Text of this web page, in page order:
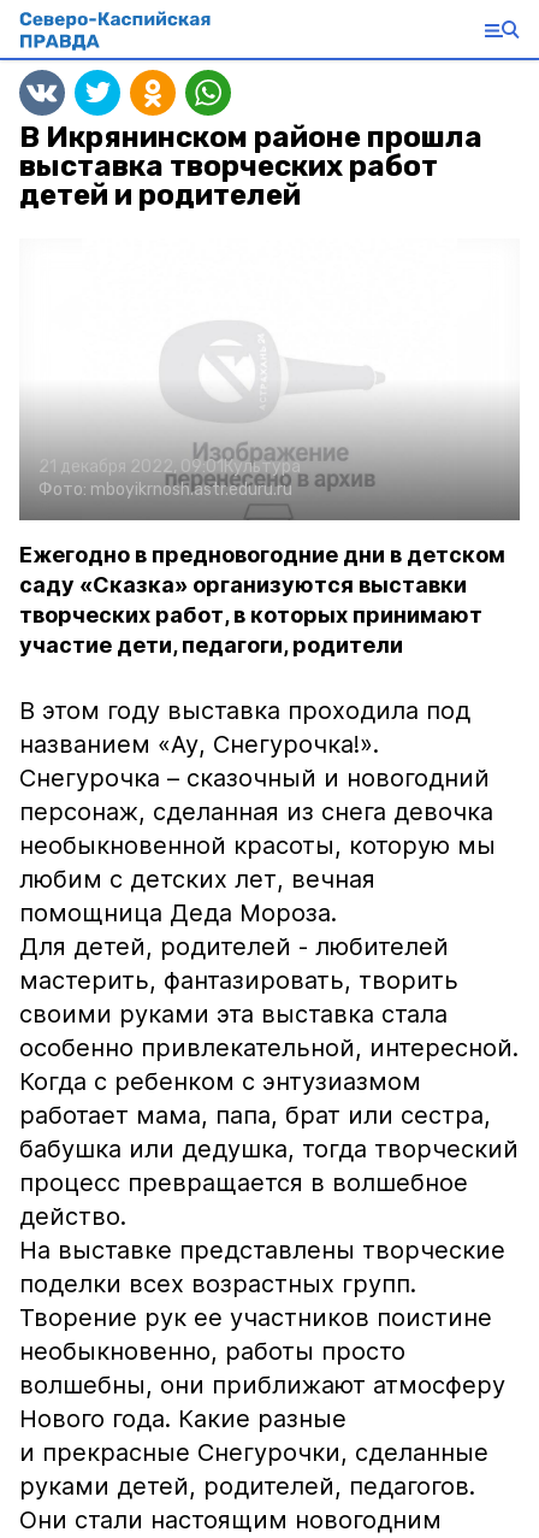
В Икрянинском районе прошла
выставка творческих работ
детей и родителей
21 декабря 2022, 09:01 Культура
Фото: mboyikrnosh.astr.eduru.ru
Ежегодно в предновогодние дни в детском
саду «Сказка» организуются выставки
творческих работ, в которых принимают
участие дети, педагоги, родители
В этом году выставка проходила под
названием «Ау, Снегурочка!».
Снегурочка – сказочный и новогодний
персонаж, сделанная из снега девочка
необыкновенной красоты, которую мы
любим с детских лет, вечная
помощница Деда Мороза.
Для детей, родителей - любителей
мастерить, фантазировать, творить
своими руками эта выставка стала
особенно привлекательной, интересной.
Когда с ребенком с энтузиазмом
работает мама, папа, брат или сестра,
бабушка или дедушка, тогда творческий
процесс превращается в волшебное
действо.
На выставке представлены творческие
поделки всех возрастных групп.
Творение рук ее участников поистине
необыкновенно, работы просто
волшебны, они приближают атмосферу
Нового года. Какие разные
и прекрасные Снегурочки, сделанные
руками детей, родителей, педагогов.
Они стали настоящим новогодним